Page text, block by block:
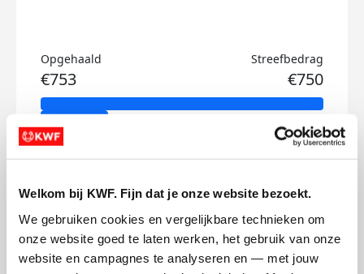
Welkom bij KWF. Fijn dat je onze website bezoekt.
We gebruiken cookies en vergelijkbare technieken om
onze website goed te laten werken, het gebruik van onze
website en campagnes te analyseren en — met jouw
Opgehaald
€753
Streefbedrag
€750
Doneer